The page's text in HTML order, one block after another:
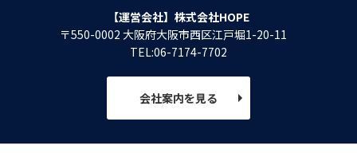
【運営会社】株式会社HOPE
〒550-0002 大阪府大阪市西区江戸堀1-20-11
TEL:06-7174-7702
会社案内を見る